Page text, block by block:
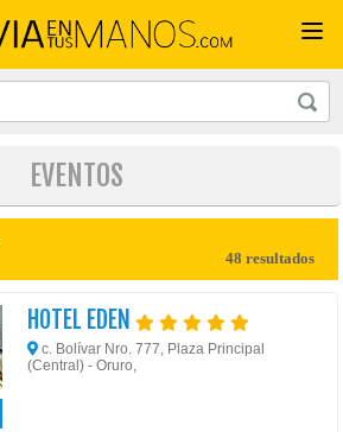
EVENTOS
48 resultados
HOTEL EDEN
c. Bolívar Nro. 777, Plaza Principal
(Central) - Oruro,